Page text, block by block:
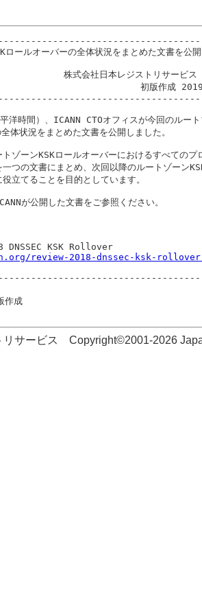
ロールオーバーの全体状況をまとめた文書を公開
株式会社日本レジストリサービス
初版作成
洋時間）、ICANN CTOオフィスが今回のルート
体状況をまとめた文書を公開しました。
ゾーンKSKロールオーバーにおけるすべてのプ
つの文書にまとめ、次回以降のルートゾーン
立てることを目的としています。
が公開した文書をご参照ください。
DNSSEC KSK Rollover
review-2018-dnssec-ksk-
作成
リサービス Copyright©2001-2026